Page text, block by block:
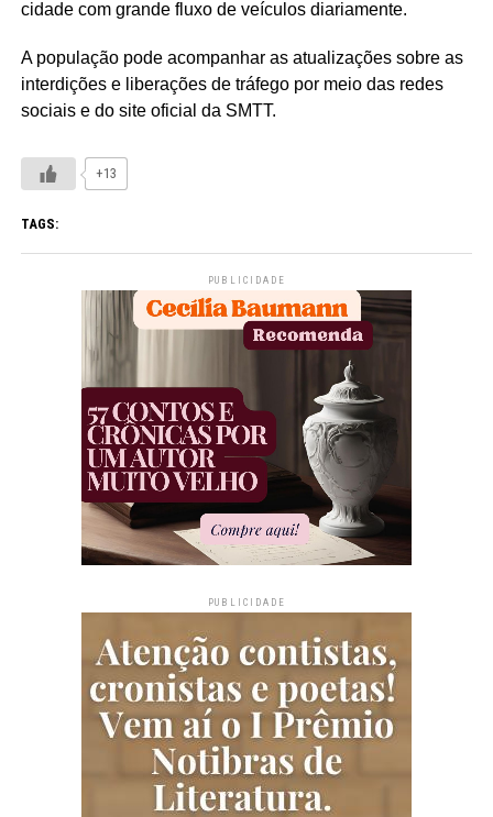
cidade com grande fluxo de veículos diariamente.
A população pode acompanhar as atualizações sobre as
interdições e liberações de tráfego por meio das redes
sociais e do site oficial da SMTT.
+13
TAGS:
PUBLICIDADE
PUBLICIDADE